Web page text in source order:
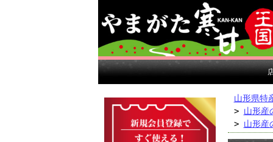
山形県特
> 山形産
> 山形産